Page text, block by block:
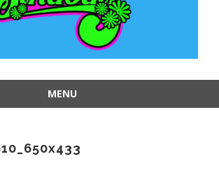
MENU